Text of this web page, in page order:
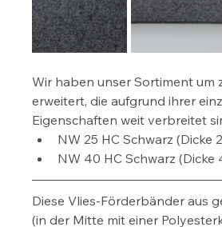
Wir haben unser Sortiment um
erweitert, die aufgrund ihrer
Eigenschaften weit verbreitet
NW 25 HC Schwarz (Dicke
NW 40 HC Schwarz (Dicke
Diese Vlies-Förderbänder aus
(in der Mitte mit einer